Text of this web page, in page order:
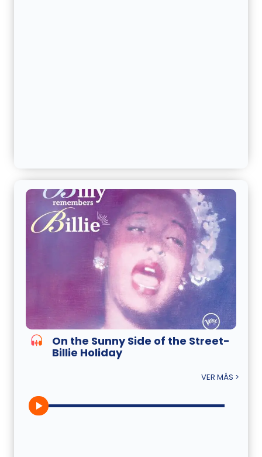
On the Sunny Side of the Street-
Billie Holiday
VER MÁS >